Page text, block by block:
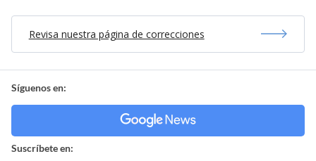
Revisa nuestra página de correcciones
Síguenos en:
Suscríbete en: